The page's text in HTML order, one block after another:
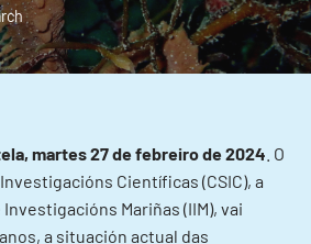
martes 27 de febreiro de 2024 . O
Científicas (CSIC), a
Mariñas (IIM), vai
a situación actual das